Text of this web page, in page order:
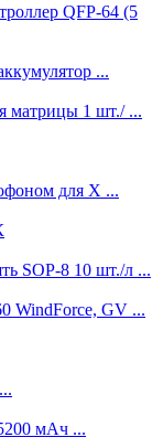
QFP-64 (5
...
матрицы 1 шт./ ...
для X ...
SOP-8 10 шт./л ...
WindForce, GV ...
мАч ...